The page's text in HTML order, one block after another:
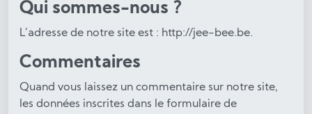
Qui sommes-nous ?
L’adresse de notre site est : http://jee-bee.be.
Commentaires
Quand vous laissez un commentaire sur notre site,
les données inscrites dans le formulaire de